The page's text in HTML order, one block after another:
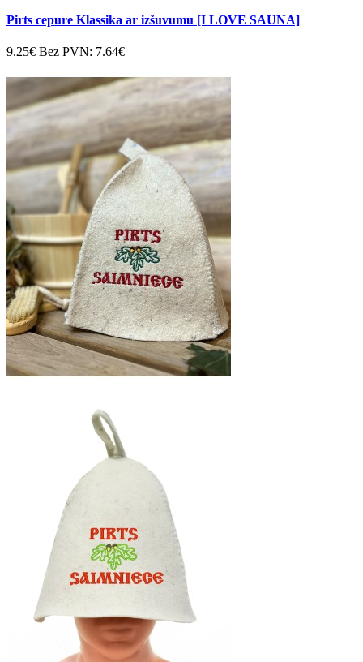
Pirts cepure Klassika ar izšuvumu [I LOVE SAUNA]
9.25€ Bez PVN: 7.64€